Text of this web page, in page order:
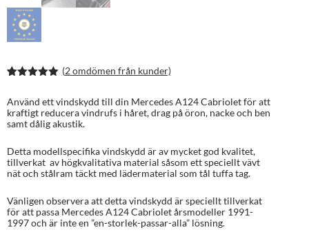
baserat på
kundrecens
ioner
(2omdömen från kunder)
Använd ett vindskydd till din Mercedes A124 Cabriolet för att
kraftigt reducera vindrufs i håret, drag på öron, nacke och ben
samt dålig akustik.
Detta modellspecifika vindskydd är av mycket god kvalitet,
tillverkat av högkvalitativa material såsom ett speciellt vävt
nät och stålram täckt med lädermaterial som tål tuffa tag.
Vänligen observera att detta vindskydd är speciellt tillverkat
för att passa Mercedes A124 Cabriolet årsmodeller 1991-
1997 och är inte en ”en-storlek-passar-alla” lösning.